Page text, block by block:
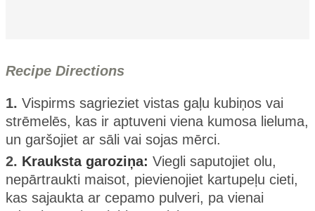
Recipe Directions
1. Vispirms sagrieziet vistas gaļu kubiņos vai
strēmelēs, kas ir aptuveni viena kumosa lieluma,
un garšojiet ar sāli vai sojas mērci.
2. Krauksta garoziņa: Viegli saputojiet olu,
nepārtraukti maisot, pievienojiet kartupeļu cieti,
kas sajaukta ar cepamo pulveri, pa vienai